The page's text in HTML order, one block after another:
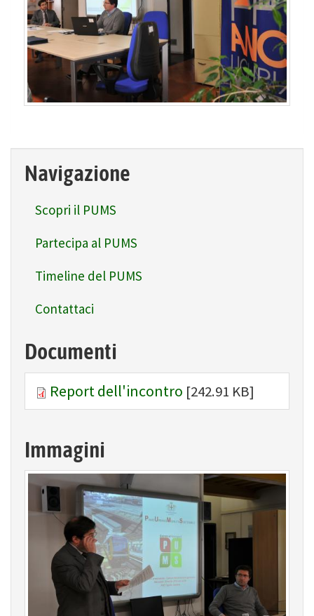
Navigazione
Scopri il PUMS
Partecipa al PUMS
Timeline del PUMS
Contattaci
Documenti
Report dell'incontro [242.91 KB]
Immagini